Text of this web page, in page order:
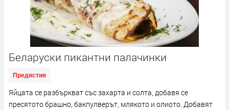
Беларуски пикантни палачинки
Предястия
Яйцата се разбъркват със захарта и солта, добавя се
пресятото брашно, бакпулверът, млякото и олиото. Добавят